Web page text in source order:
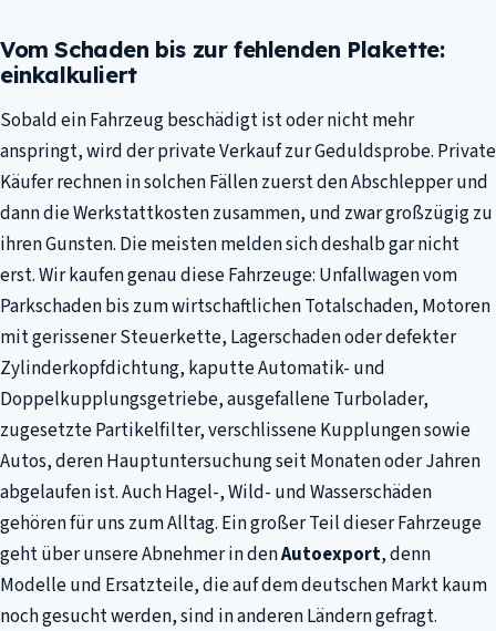
Vom Schaden bis zur fehlenden Plakette:
einkalkuliert
Sobald ein Fahrzeug beschädigt ist oder nicht mehr
anspringt, wird der private Verkauf zur Geduldsprobe. Private
Käufer rechnen in solchen Fällen zuerst den Abschlepper und
dann die Werkstattkosten zusammen, und zwar großzügig zu
ihren Gunsten. Die meisten melden sich deshalb gar nicht
erst. Wir kaufen genau diese Fahrzeuge: Unfallwagen vom
Parkschaden bis zum wirtschaftlichen Totalschaden, Motoren
mit gerissener Steuerkette, Lagerschaden oder defekter
Zylinderkopfdichtung, kaputte Automatik- und
Doppelkupplungsgetriebe, ausgefallene Turbolader,
zugesetzte Partikelfilter, verschlissene Kupplungen sowie
Autos, deren Hauptuntersuchung seit Monaten oder Jahren
abgelaufen ist. Auch Hagel-, Wild- und Wasserschäden
gehören für uns zum Alltag. Ein großer Teil dieser Fahrzeuge
geht über unsere Abnehmer in denAutoexport, denn
Modelle und Ersatzteile, die auf dem deutschen Markt kaum
noch gesucht werden, sind in anderen Ländern gefragt.